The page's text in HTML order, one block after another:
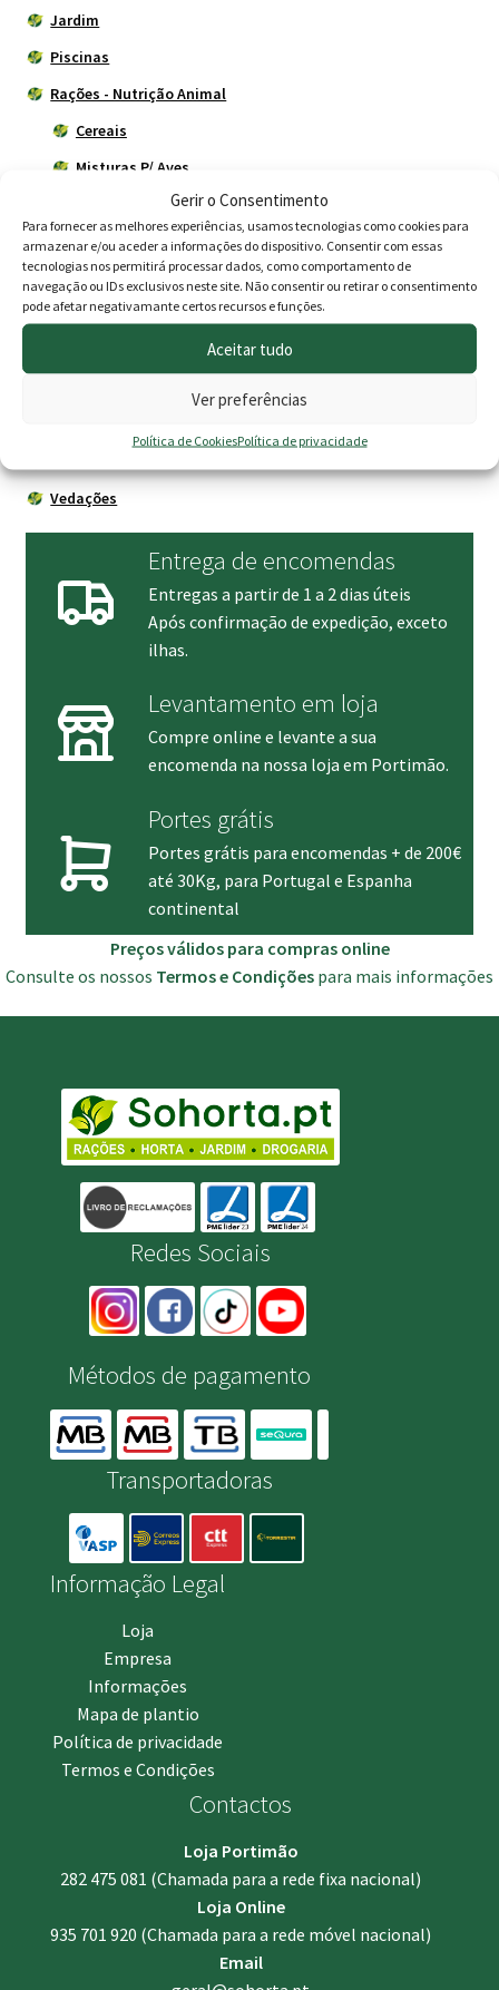
Gerir o Consentimento
Para fornecer as melhores experiências, usamos tecnologias como cookies para
armazenar e/ou aceder a informações do dispositivo. Consentir com essas
tecnologias nos permitirá processar dados, como comportamento de
navegação ou IDs exclusivos neste site. Não consentir ou retirar o consentimento
pode afetar negativamante certos recursos e funções.
Aceitar tudo
Ver preferências
Política de CookiesPolítica de privacidade
Jardim
Piscinas
Rações - Nutrição Animal
Cereais
Misturas P/ Aves
Rações para cães
Campeão
Friskies
Rações para gatos
Suplementos - Tratamentos
Vedações
Entrega de encomendas
Entregas a partir de 1 a 2 dias úteis
Após confirmação de expedição, exceto
ilhas.
Levantamento em loja
Compre online e levante a sua
encomenda na nossa loja em Portimão.
Portes grátis
Portes grátis para encomendas + de 200€
até 30Kg, para Portugal e Espanha
continental
Preços válidos para compras online
Consulte os nossos Termos e Condições para mais informações
Redes Sociais
Métodos de pagamento
Transportadoras
Informação Legal
Loja
Empresa
Informações
Mapa de plantio
Política de privacidade
Termos e Condições
Contactos
Loja Portimão
282 475 081 (Chamada para a rede fixa nacional)
Loja Online
935 701 920 (Chamada para a rede móvel nacional)
Email